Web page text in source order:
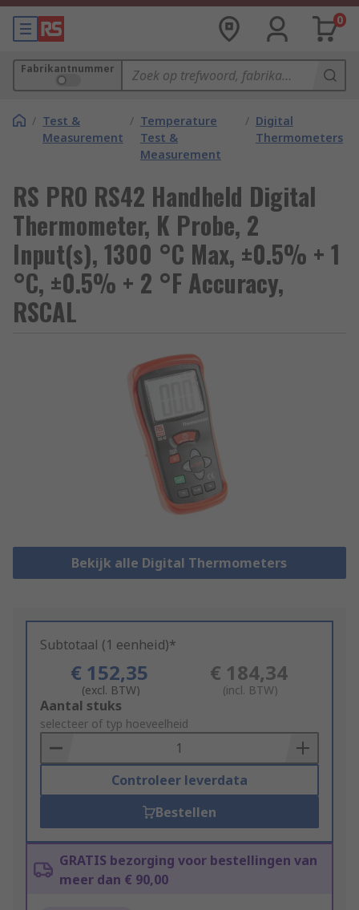
0
Fabrikantnummer
/ Test &
Measurement
/ Temperature
Test &
Measurement
/ Digital
Thermometers
RS PRO RS42 Handheld Digital
Thermometer, K Probe, 2
Input(s), 1300 °C Max, ±0.5% + 1
°C, ±0.5% + 2 °F Accuracy,
RSCAL
Bekijk alle Digital Thermometers
Subtotaal (1 eenheid)*
€ 152,35
(excl. BTW)
€ 184,34
(incl. BTW)
Add
to
Basket
Aantal stuks
selecteer of typ hoeveelheid
Controleer leverdata
Bestellen
GRATIS bezorging voor bestellingen van
meer dan € 90,00